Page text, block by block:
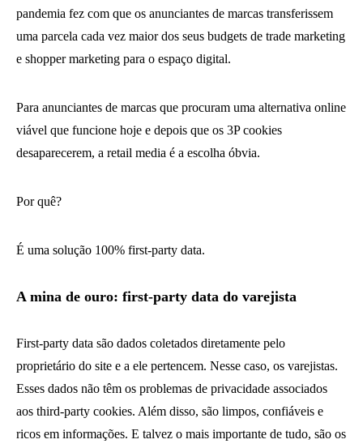
pandemia fez com que os anunciantes de marcas transferissem
uma parcela cada vez maior dos seus budgets de trade marketing
e shopper marketing para o espaço digital.
Para anunciantes de marcas que procuram uma alternativa online
viável que funcione hoje e depois que os 3P cookies
desaparecerem, a retail media é a escolha óbvia.
Por quê?
É uma solução 100% first-party data.
A mina de ouro: first-party data do varejista
First-party data são dados coletados diretamente pelo
proprietário do site e a ele pertencem. Nesse caso, os varejistas.
Esses dados não têm os problemas de privacidade associados
aos third-party cookies. Além disso, são limpos, confiáveis e
ricos em informações. E talvez o mais importante de tudo, são os